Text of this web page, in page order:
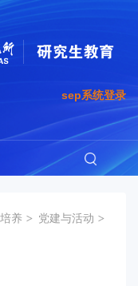
sep系统登录
养
党建与活动